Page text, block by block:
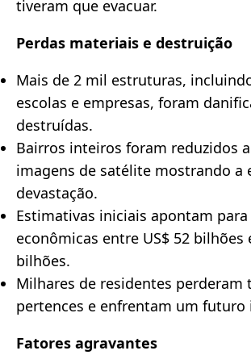
tiveram que evacuar.
Perdas materiais e destruição
Mais de 2 mil estruturas,
escolas e empresas, foram
destruídas.
Bairros inteiros foram reduzidos
imagens de satélite mostrando a
devastação.
Estimativas iniciais apontam para
econômicas entre US$ 52 bilhões
bilhões.
Milhares de residentes perderam
pertences e enfrentam um futuro
Fatores agravantes